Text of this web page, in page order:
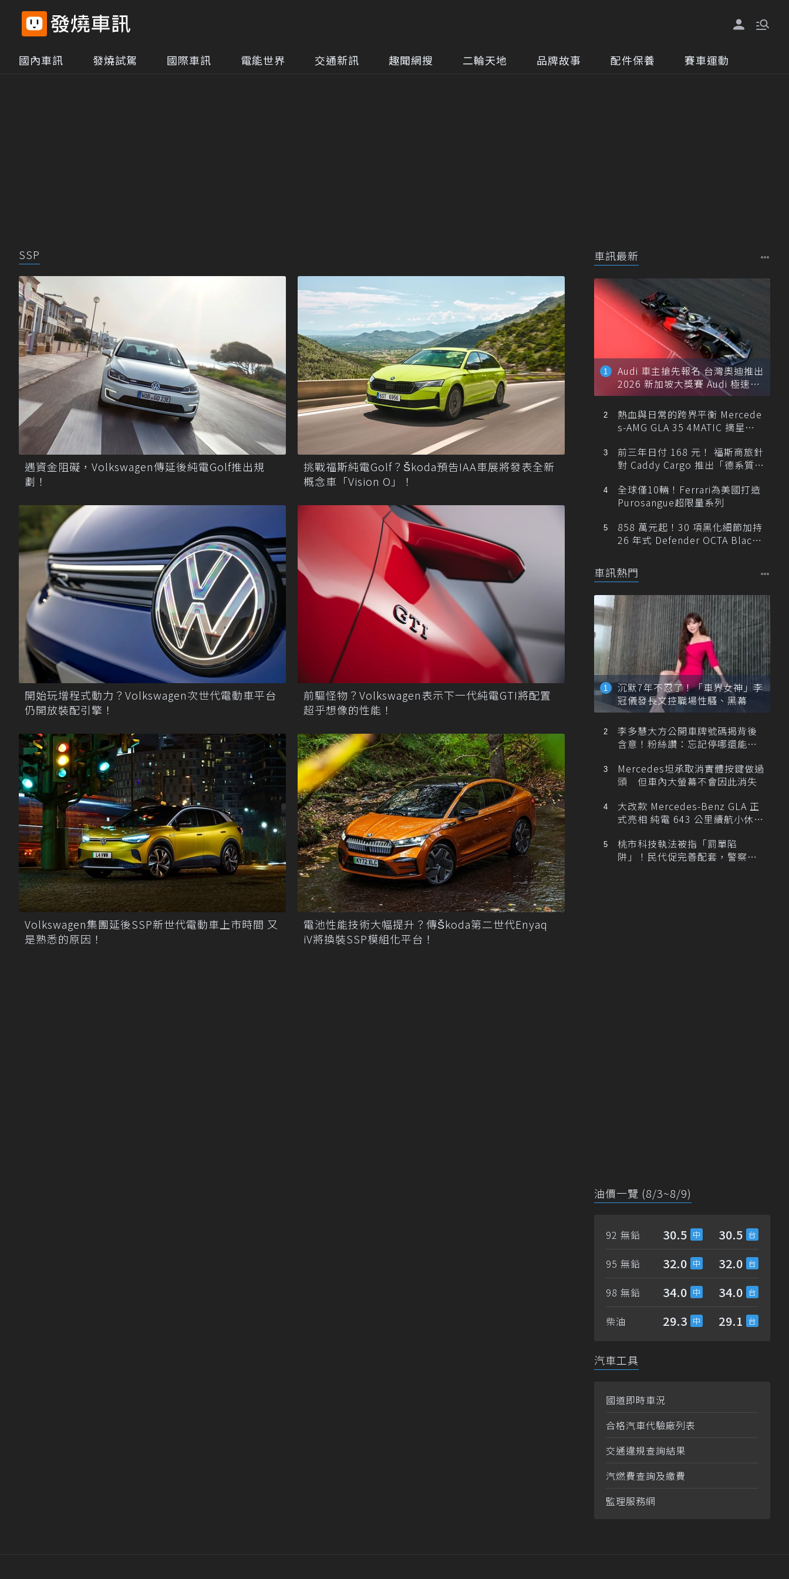
國內車訊 發燒試駕 國際車訊 電能世界 交通新訊 趣聞網搜 二輪天地 品牌故事 配件保養 賽車運動
SSP
遇資金阻礙，Volkswagen傳延後純電Golf推出規
劃！
挑戰福斯純電Golf？Škoda預告IAA車展將發表全新
概念車「Vision O」！
開始玩增程式動力？Volkswagen次世代電動車平台
仍開放裝配引擎！
前驅怪物？Volkswagen表示下一代純電GTI將配置
超乎想像的性能！
Volkswagen集團延後SSP新世代電動車上市時間 又
是熟悉的原因！
電池性能技術大幅提升？傳Škoda第二世代Enyaq
iV將換裝SSP模組化平台！
車訊最新
Audi 車主搶先報名 台灣奧迪推出
2026 新加坡大獎賽 Audi 極速之
旅
熱血與日常的跨界平衡 Mercede
s-AMG GLA 35 4MATIC 摘星版
前三年日付 168 元！ 福斯商旅針
對 Caddy Cargo 推出「德系質感
全球僅10輛！Ferrari為美國打造
Purosangue超限量系列
858 萬元起！30 項黑化細節加持
26 年式 Defender OCTA Black
車訊熱門
沉默7年不忍了！「車界女神」李
冠儀發長文控職場性騷、黑幕
李多慧大方公開車牌號碼揭背後
含意！粉絲讚：忘記停哪還能幫
Mercedes坦承取消實體按鍵做過
頭 但車內大螢幕不會因此消失
大改款 Mercedes-Benz GLA 正
式亮相 純電 643 公里續航小休
桃市科技執法被指「罰單陷
阱」！民代促完善配套，警察局
油價一覽 (8/3~8/9)
92 無鉛 30.5 30.5
95 無鉛 32.0 32.0
98 無鉛 34.0 34.0
柴油 29.3 29.1
汽車工具
國道即時車況
合格汽車代驗廠列表
交通違規查詢結果
汽燃費查詢及繳費
監理服務網